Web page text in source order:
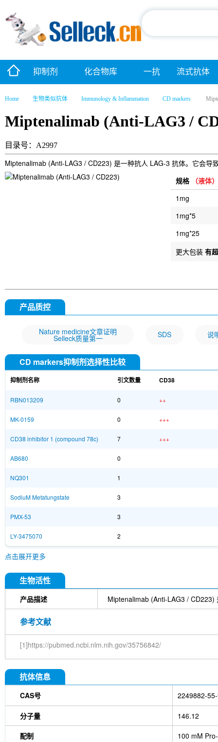
抑制剂 化合物库 一抗 流式抗体
Home 生物类似抗体 Immunology & Inflammation CD markers
Miptenalimab (Anti-LAG3 /
目录号：A2997
Miptenalimab (Anti-LAG3 / CD223) 是一种抗人 LAG-3 抗体。它会导
规格 （液体）
1mg
1mg*5
1mg*25
更大包装 有
产品质控
Nature medicine文章证明
Selleck质量第一 SDS 说
CD markers抑制剂选择性比较
抑制剂名称 引文数量 CD38
RBN013209 0 ++
MK-0159 0 +++
CD38 inhibitor 1 (compound 78c) 7 +++
AB680 0
NQ301 1
SodiuM Metatungstate 3
PMX-53 3
LY-3475070 2
点击展开更多
生物活性
产品描述 Miptenalimab (Anti-LAG3 /
参考文献
[1]https://pubmed.ncbi.nlm.nih.gov/35756842/
抗体信息
CAS号 2249882-
分子量 146.12
配制 100 mM